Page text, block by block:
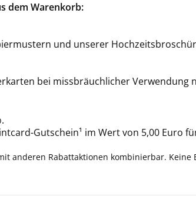
dem Warenkorb:
und unserer
bei missbräuchlicher Verwendung
Gutschein¹ im Wert von 5,00 Euro
anderen Rabattaktionen kombinierbar. Keine